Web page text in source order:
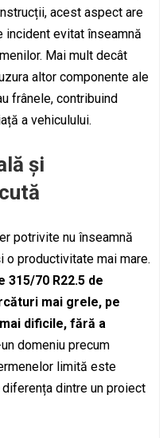
acest aspect are
incident evitat înseamnă
Mai mult decât
altor componente ale
frânele, contribuind
a vehiculului.
și
potrivite nu înseamnă
o productivitate mai mare.
315/70 R22.5 de
mai grele, pe
dificile, fără a
domeniu precum
limită este
dintre un proiect